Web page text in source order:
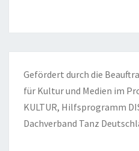
Gefördert durch die
für Kultur und Medien im
KULTUR, Hilfsprogramm
Dachverband Tanz